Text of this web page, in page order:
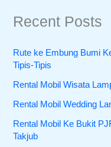
Recent Posts
Rute ke Embung Bumi
Tipis-Tipis
Rental Mobil Wisata
Rental Mobil Wedding
Rental Mobil Ke Bukit
Takjub